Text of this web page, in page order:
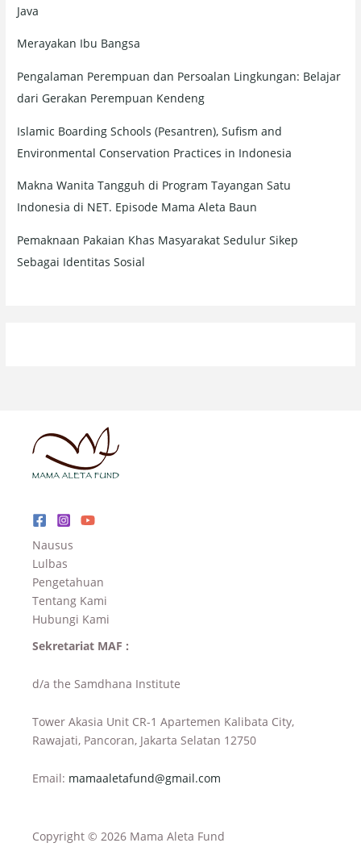
Java
Merayakan Ibu Bangsa
Pengalaman Perempuan dan Persoalan Lingkungan: Belajar
dari Gerakan Perempuan Kendeng
Islamic Boarding Schools (Pesantren), Sufism and
Environmental Conservation Practices in Indonesia
Makna Wanita Tangguh di Program Tayangan Satu
Indonesia di NET. Episode Mama Aleta Baun
Pemaknaan Pakaian Khas Masyarakat Sedulur Sikep
Sebagai Identitas Sosial
Nausus
Lulbas
Pengetahuan
Tentang Kami
Hubungi Kami
Sekretariat MAF :
d/a the Samdhana Institute
Tower Akasia Unit CR-1 Apartemen Kalibata City,
Rawajati, Pancoran, Jakarta Selatan 12750
Email: mamaaletafund@gmail.com
Copyright © 2026 Mama Aleta Fund